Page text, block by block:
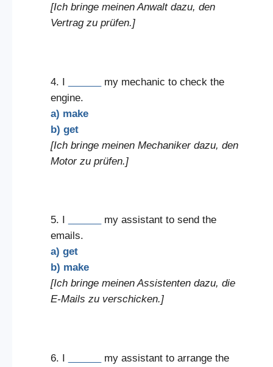
[Ich bringe meinen Anwalt dazu, den
Vertrag zu prüfen.]
4. I
my mechanic to check the
engine.
a) make
b) get
[Ich bringe meinen Mechaniker dazu, den
Motor zu prüfen.]
5. I
my assistant to send the
emails.
a) get
b) make
[Ich bringe meinen Assistenten dazu, die
E-Mails zu verschicken.]
6. I
my assistant to arrange the